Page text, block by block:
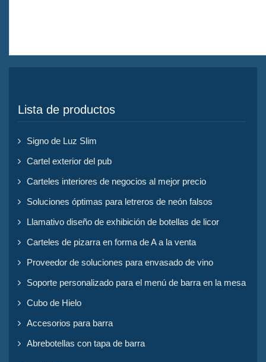
Lista de productos
Signo de Luz Slim
Cartel exterior del pub
Carteles interiores de negocios al mejor precio
Soluciones óptimas para letreros de neón falsos
Llamativo diseño de exhibición de botellas de licor
Carteles de pizarra en forma de A a la venta
Proveedor de soluciones para envasado de vino
Soporte personalizado para el menú de barra en la mesa
Cubo de Hielo
Accesorios para barra
Abrebotellas con tapa de barra